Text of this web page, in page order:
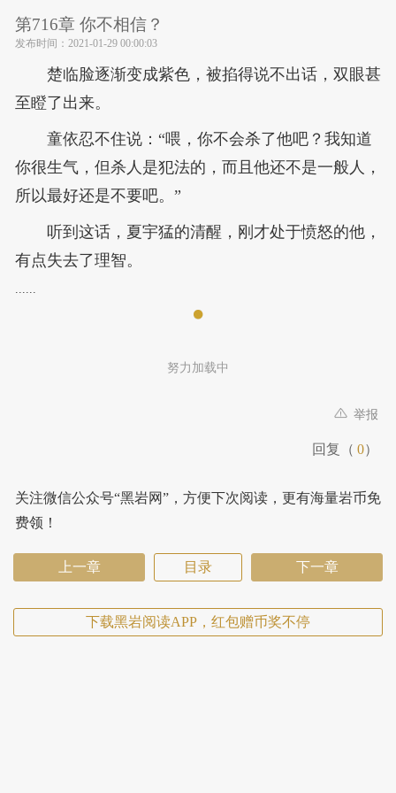
第716章 你不相信？
发布时间： 2021-01-29 00:00:03
楚临脸逐渐变成紫色，被掐得说不出话，双眼甚
至瞪了出来。
童依忍不住说：“喂，你不会杀了他吧？我知道
你很生气，但杀人是犯法的，而且他还不是一般人，
所以最好还是不要吧。”
听到这话，夏宇猛的清醒，刚才处于愤怒的他，
有点失去了理智。
......
努力加载中
举报
回复（ 0）
关注微信公众号“黑岩网”，方便下次阅读，更有海量岩币免
费领！
上一章 目录 下一章
下载黑岩阅读APP，红包赠币奖不停